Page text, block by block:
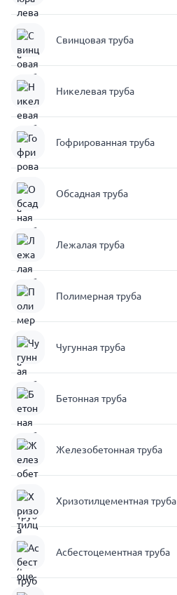
Свинцовая труба
Никелевая труба
Гофрированная труба
Обсадная труба
Лежалая труба
Полимерная труба
Чугунная труба
Бетонная труба
Железобетонная труба
Хризотилцементная труба
Асбестоцементная труба